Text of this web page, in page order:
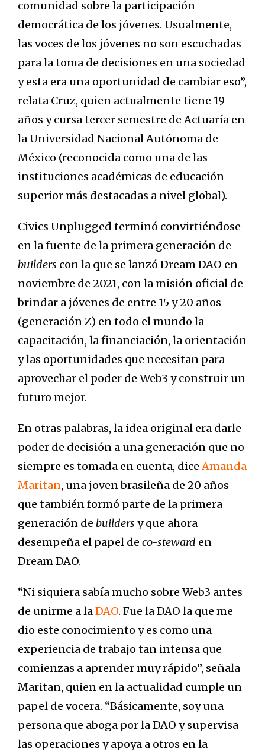
comunidad sobre la participación
democrática de los jóvenes. Usualmente,
las voces de los jóvenes no son escuchadas
para la toma de decisiones en una sociedad
y esta era una oportunidad de cambiar eso”,
relata Cruz, quien actualmente tiene 19
años y cursa tercer semestre de Actuaría en
la Universidad Nacional Autónoma de
México (reconocida como una de las
instituciones académicas de educación
superior más destacadas a nivel global).
Civics Unplugged terminó convirtiéndose
en la fuente de la primera generación de
builders con la que se lanzó Dream DAO en
noviembre de 2021, con la misión oficial de
brindar a jóvenes de entre 15 y 20 años
(generación Z) en todo el mundo la
capacitación, la financiación, la orientación
y las oportunidades que necesitan para
aprovechar el poder de Web3 y construir un
futuro mejor.
En otras palabras, la idea original era darle
poder de decisión a una generación que no
siempre es tomada en cuenta, diceAmanda
Maritan, una joven brasileña de 20 años
que también formó parte de la primera
generación de builders y que ahora
desempeña el papel de co-steward en
Dream DAO.
“Ni siquiera sabía mucho sobre Web3 antes
de unirme a laDAO. Fue la DAO la que me
dio este conocimiento y es como una
experiencia de trabajo tan intensa que
comienzas a aprender muy rápido”, señala
Maritan, quien en la actualidad cumple un
papel de vocera. “Básicamente, soy una
persona que aboga por la DAO y supervisa
las operaciones y apoya a otros en la